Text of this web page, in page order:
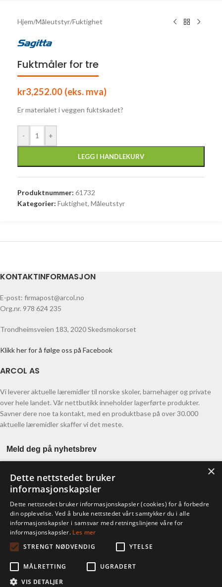
Hjem/Måleutstyr/Fuktighet
Fuktmåler for tre
kr3,252.00 (eks. mva)
Er materialet i veggen fuktskadet?
- +
LEGG I HANDLEKURV
Produktnummer: 61732
Kategorier: Fuktighet, Måleutstyr
KONTAKTINFORMASJON
E-post: firmapost@arcol.no
Org.nr. 978 624 235
Trondheimsveien 183, 2020 Skedsmokorset
Klikk her for å følge oss på Facebook
ARCOL AS
Vi leverer aktuelle læremidler til norske skoler, barnehager og private
over hele landet. Vår nettbutikk inneholder lagerførte produkter.
Savner dere noe ta kontakt, med en produktbase på over 30.000
aktuelle læremidler skaffer vi det meste.
Meld deg på nyhetsbrev
KONTO
Ordre
Kontodetaljer
Glemt passord
×
Dette nettstedet bruker
informasjonskapsler
Dette nettstedet bruker informasjonskapsler (cookies) for å forbedre
din opplevelse. Ved å bruke nettstedet vårt samtykker du i alle
informasjonskapsler i samsvar med retningslinjene våre for
informasjonskapsler. Les mer
STRENGT NØDVENDIG
YTELSE
MÅLRETTING
UGRADERT
VIS DETALJER